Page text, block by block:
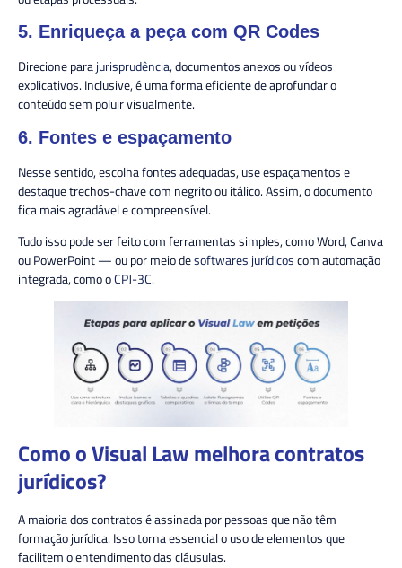
5. Enriqueça a peça com QR Codes
Direcione parajurisprudência, documentos anexos ou vídeos
explicativos. Inclusive, é uma forma eficiente de aprofundar o
conteúdo sem poluir visualmente.
6. Fontes e espaçamento
Nesse sentido, escolha fontes adequadas, use espaçamentos e
destaque trechos-chave com negrito ou itálico. Assim, o documento
fica mais agradável e compreensível.
Tudo isso pode ser feito com ferramentas simples, como Word, Canva
ou PowerPoint — ou por meio desoftwares jurídicoscom automação
integrada, como oCPJ-3C.
Como o Visual Law melhora contratos
jurídicos?
A maioria dos contratos é assinada por pessoas que não têm
formação jurídica. Isso torna essencial o uso de elementos que
facilitem o entendimento das cláusulas.